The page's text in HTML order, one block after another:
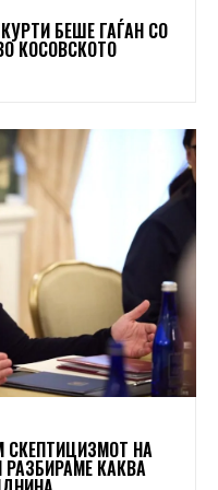
БЕШЕ ГАЃАН СО
КОСОВСКОТО
СКЕПТИЦИЗМОТ НА
РАЗБИРАМЕ КАКВА